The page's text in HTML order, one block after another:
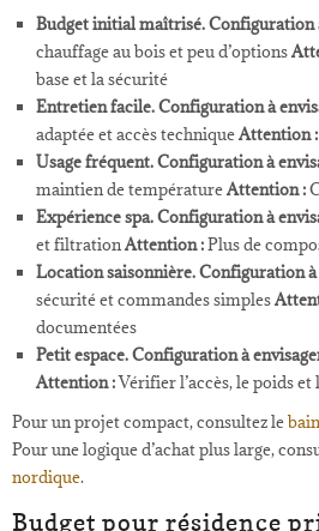
Budget initial maîtrisé.Configuration
chauffage au bois et peu d’options
base et la sécurité
Entretien facile.Configuration à
adaptée et accès techniqueAttention :
Usage fréquent.Configuration à
maintien de températureAttention :
Expérience spa.Configuration à
et filtrationAttention :Plus de
Location saisonnière.Configuration à
sécurité et commandes simples
documentées
Petit espace.Configuration à
Attention :Vérifier l’accès, le poids et
Pour un projet compact, consultez le
Pour une logique d’achat plus large,
nordique.
Budget pour résidence